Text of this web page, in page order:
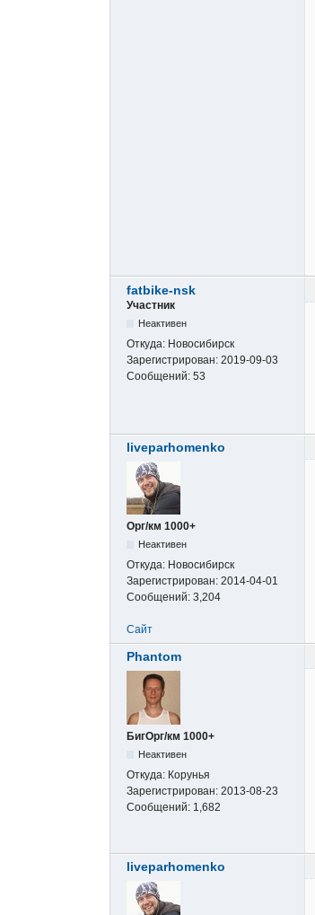
fatbike-nsk
Участник
Неактивен
Откуда: Новосибирск
Зарегистрирован: 2019-09-03
Сообщений: 53
liveparhomenko
Орг/км 1000+
Неактивен
Откуда: Новосибирск
Зарегистрирован: 2014-04-01
Сообщений: 3,204
Сайт
Phantom
БигОрг/км 1000+
Неактивен
Откуда: Корунья
Зарегистрирован: 2013-08-23
Сообщений: 1,682
liveparhomenko